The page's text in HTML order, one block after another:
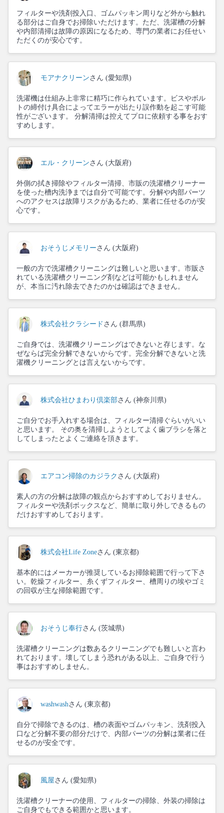
フィルターや洗剤投入口、ゴムパッキン周りなど外から触れ
る部分はご自身でお掃除いただけます。ただ、洗濯槽の分解
や内部清掃は故障の原因になるため、専門の業者にお任せい
ただくのが安心です。
モアナクリーン さん (愛知県)
洗濯機は仕組み上非常に精巧に作られています。ビスやボル
トの締付け具合によってエラーが出たり誤作動を起こす可能
性がございます。 分解清掃は控えてプロに依頼する事をおす
すめします。
エル・クリーン さん (大阪府)
外側の拭き掃除やフィルター清掃、市販の洗濯槽クリーナー
を使った槽内洗浄までは自分で可能です。分解や内部パーツ
へのアクセスは故障リスクがあるため、業者に任せるのが安
心です。
おそうじメモリー さん (大阪府)
一般の方で洗濯槽クリーニングは難しいと思います。市販さ
れている洗濯槽クリーニング剤などは可能かもしれません
が、本当に汚れ除去できたのかは確認はできません。
株式会社クラシード さん (群馬県)
ご自身では、洗濯機クリーニングはできないと存じます。な
ぜならば完全分解できないからです。完全分解できないと洗
濯機クリーニングとは言えないからです。
株式会社ひまわり倶楽部さん (神奈川県)
ご自分でお手入れする場合は、フィルター清掃ぐらいがいい
と思います。 その奥を清掃しようとしてよく歯ブラシを落と
してしまったとよくご連絡を頂きます。
エアコン掃除のカジラク さん (大阪府)
素人の方の分解は故障の観点からおすすめしておりません。
フィルターや洗剤ボックスなど、簡単に取り外しできるもの
だけおすすめしております。
株式会社Life Zoneさん (東京都)
基本的にはメーカーが推奨しているお掃除範囲で行って下さ
い。乾燥フィルター、糸くずフィルター、槽周りの埃やゴミ
の回収が主な掃除範囲です。
おそうじ奉行さん (茨城県)
洗濯槽クリーニングは数あるクリーニングでも難しいと言わ
れております。壊してしまう恐れがある以上、ご自身で行う
事はおすすめしません。
washwashさん (東京都)
自分で掃除できるのは、槽の表面やゴムパッキン、洗剤投入
口など分解不要の部分だけで、内部パーツの分解は業者に任
せるのが安全です。
風屋 さん (愛知県)
洗濯槽クリーナーの使用、フィルターの掃除、外装の掃除は
ご自身でもできる範囲かと思います。